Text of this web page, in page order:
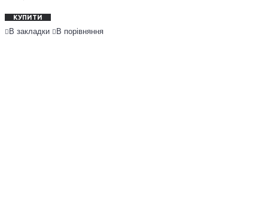
КУПИТИ
В закладки В порівняння